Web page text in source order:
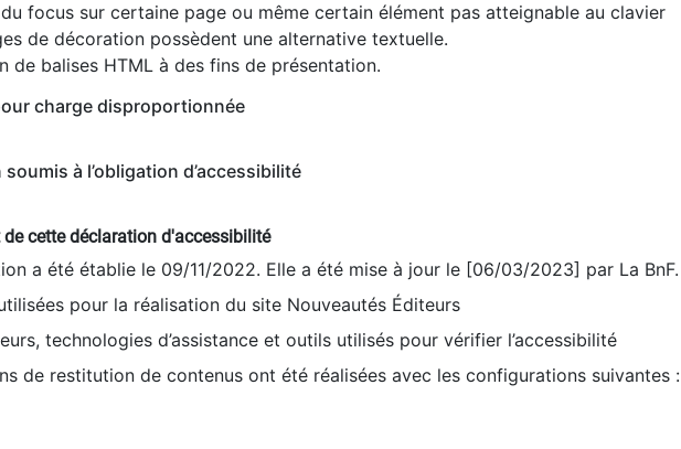
focus sur certaine page ou même certain élément pas atteignable au clavier
de décoration possèdent une alternative textuelle.
de balises HTML à des fins de présentation.
charge disproportionnée
à l’obligation d’accessibilité
cette déclaration d'accessibilité
a été établie le 09/11/2022. Elle a été mise à jour le [06/03/2023] par La BnF.
pour la réalisation du site Nouveautés Éditeurs
technologies d’assistance et outils utilisés pour vérifier l’accessibilité
de restitution de contenus ont été réalisées avec les configurations suivantes :